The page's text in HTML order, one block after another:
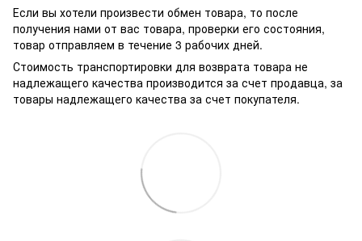
Если вы хотели произвести обмен товара, то после
получения нами от вас товара, проверки его состояния,
товар отправляем в течение 3 рабочих дней.
Стоимость транспортировки для возврата товара не
надлежащего качества производится за счет продавца, за
товары надлежащего качества за счет покупателя.